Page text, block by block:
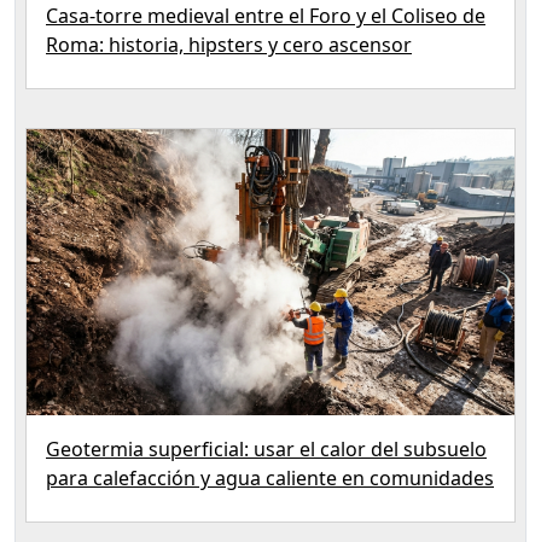
Casa-torre medieval entre el Foro y el Coliseo de
Roma: historia, hipsters y cero ascensor
Geotermia superficial: usar el calor del subsuelo
para calefacción y agua caliente en comunidades